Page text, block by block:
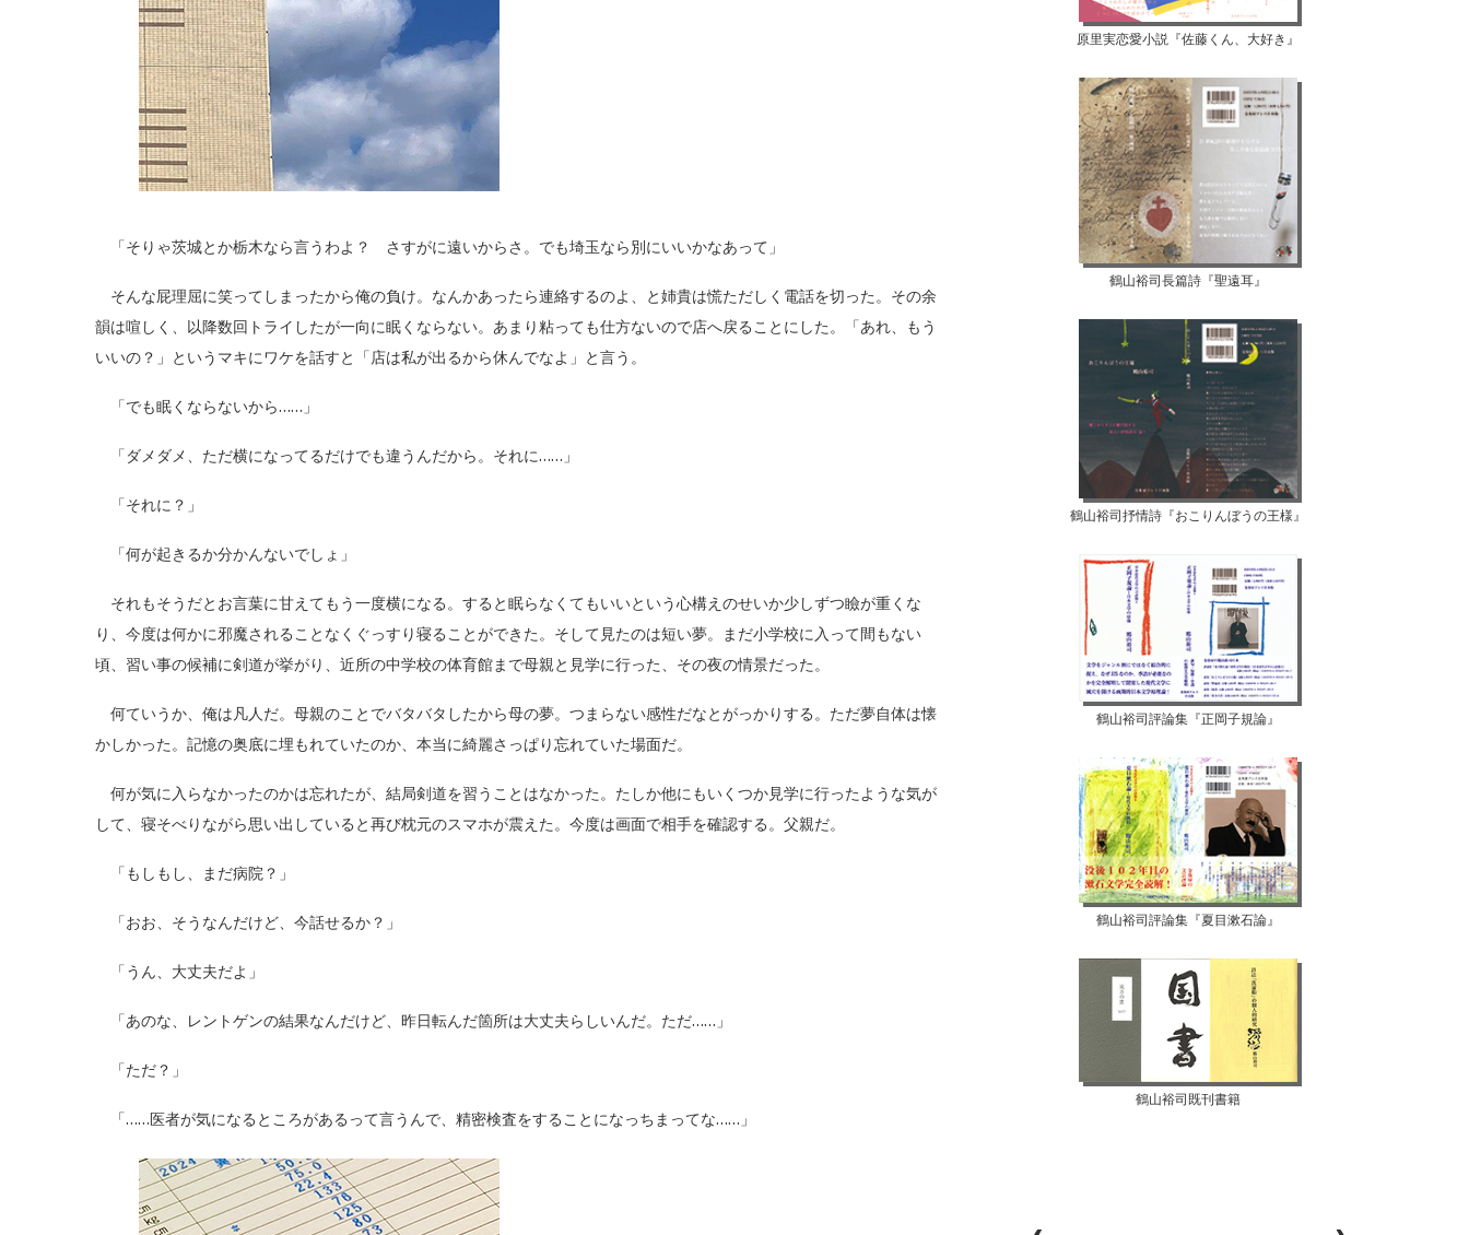
「そりゃ茨城とか栃木なら言うわよ？ さすがに遠いからさ。でも埼玉なら別にいいかなあって」
そんな屁理屈に笑ってしまったから俺の負け。なんかあったら連絡するのよ、と姉貴は慌ただしく電話を切った。その余
韻は喧しく、以降数回トライしたが一向に眠くならない。あまり粘っても仕方ないので店へ戻ることにした。「あれ、もう
いいの？」というマキにワケを話すと「店は私が出るから休んでなよ」と言う。
「でも眠くならないから……」
「ダメダメ、ただ横になってるだけでも違うんだから。それに……」
「それに？」
「何が起きるか分かんないでしょ」
それもそうだとお言葉に甘えてもう一度横になる。すると眠らなくてもいいという心構えのせいか少しずつ瞼が重くな
り、今度は何かに邪魔されることなくぐっすり寝ることができた。そして見たのは短い夢。まだ小学校に入って間もない
頃、習い事の候補に剣道が挙がり、近所の中学校の体育館まで母親と見学に行った、その夜の情景だった。
何ていうか、俺は凡人だ。母親のことでバタバタしたから母の夢。つまらない感性だなとがっかりする。ただ夢自体は懐
かしかった。記憶の奥底に埋もれていたのか、本当に綺麗さっぱり忘れていた場面だ。
何が気に入らなかったのかは忘れたが、結局剣道を習うことはなかった。たしか他にもいくつか見学に行ったような気が
して、寝そべりながら思い出していると再び枕元のスマホが震えた。今度は画面で相手を確認する。父親だ。
「もしもし、まだ病院？」
「おお、そうなんだけど、今話せるか？」
「うん、大丈夫だよ」
「あのな、レントゲンの結果なんだけど、昨日転んだ箇所は大丈夫らしいんだ。ただ……」
「ただ？」
「……医者が気になるところがあるって言うんで、精密検査をすることになっちまってな……」
原里実恋愛小説『佐藤くん、大好き』
鶴山裕司長篇詩『聖遠耳』
鶴山裕司抒情詩『おこりんぼうの王様』
鶴山裕司評論集『正岡子規論』
鶴山裕司評論集『夏目漱石論』
鶴山裕司既刊書籍